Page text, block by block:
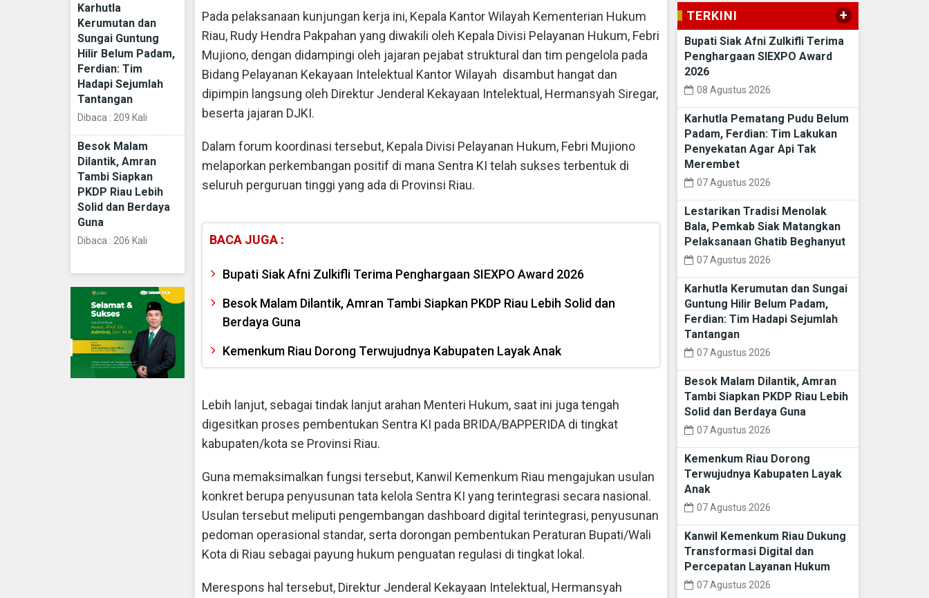
Karhutla
Kerumutan dan
Sungai Guntung
Hilir Belum Padam,
Ferdian: Tim
Hadapi Sejumlah
Tantangan
Dibaca : 209 Kali
Besok Malam
Dilantik, Amran
Tambi Siapkan
PKDP Riau Lebih
Solid dan Berdaya
Guna
Dibaca : 206 Kali
Pada pelaksanaan kunjungan kerja ini, Kepala Kantor Wilayah Kementerian Hukum
Riau, Rudy Hendra Pakpahan yang diwakili oleh Kepala Divisi Pelayanan Hukum, Febri
Mujiono, dengan didampingi oleh jajaran pejabat struktural dan tim pengelola pada
Bidang Pelayanan Kekayaan Intelektual Kantor Wilayah disambut hangat dan
dipimpin langsung oleh Direktur Jenderal Kekayaan Intelektual, Hermansyah Siregar,
beserta jajaran DJKI.
Dalam forum koordinasi tersebut, Kepala Divisi Pelayanan Hukum, Febri Mujiono
melaporkan perkembangan positif di mana Sentra KI telah sukses terbentuk di
seluruh perguruan tinggi yang ada di Provinsi Riau.
BACA JUGA :
Bupati Siak Afni Zulkifli Terima Penghargaan SIEXPO Award 2026
Besok Malam Dilantik, Amran Tambi Siapkan PKDP Riau Lebih Solid dan
Berdaya Guna
Kemenkum Riau Dorong Terwujudnya Kabupaten Layak Anak
Lebih lanjut, sebagai tindak lanjut arahan Menteri Hukum, saat ini juga tengah
digesitkan proses pembentukan Sentra KI pada BRIDA/BAPPERIDA di tingkat
kabupaten/kota se Provinsi Riau.
Guna memaksimalkan fungsi tersebut, Kanwil Kemenkum Riau mengajukan usulan
konkret berupa penyusunan tata kelola Sentra KI yang terintegrasi secara nasional.
Usulan tersebut meliputi pengembangan dashboard digital terintegrasi, penyusunan
pedoman operasional standar, serta dorongan pembentukan Peraturan Bupati/Wali
Kota di Riau sebagai payung hukum penguatan regulasi di tingkat lokal.
Merespons hal tersebut, Direktur Jenderal Kekayaan Intelektual, Hermansyah
TERKINI +
Bupati Siak Afni Zulkifli Terima
Penghargaan SIEXPO Award
2026
08 Agustus 2026
Karhutla Pematang Pudu Belum
Padam, Ferdian: Tim Lakukan
Penyekatan Agar Api Tak
Merembet
07 Agustus 2026
Lestarikan Tradisi Menolak
Bala, Pemkab Siak Matangkan
Pelaksanaan Ghatib Beghanyut
07 Agustus 2026
Karhutla Kerumutan dan Sungai
Guntung Hilir Belum Padam,
Ferdian: Tim Hadapi Sejumlah
Tantangan
07 Agustus 2026
Besok Malam Dilantik, Amran
Tambi Siapkan PKDP Riau Lebih
Solid dan Berdaya Guna
07 Agustus 2026
Kemenkum Riau Dorong
Terwujudnya Kabupaten Layak
Anak
07 Agustus 2026
Kanwil Kemenkum Riau Dukung
Transformasi Digital dan
Percepatan Layanan Hukum
07 Agustus 2026